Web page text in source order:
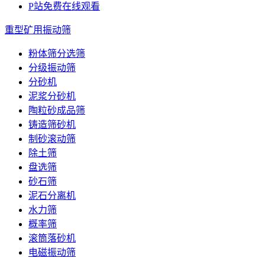
P站免费在线观看
重型矿用振动筛
粉体筛分选筛
分级振动筛
分砂机
泥浆分砂机
陶粒砂成品筛
铸造筛砂机
制砂滚动筛
除土筛
盘选筛
砂石筛
泥石分离机
水力筛
概率筛
滚筒落砂机
电磁振动筛